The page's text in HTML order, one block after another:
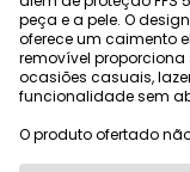
peça e a pele. O
oferece um caimento
removível proporciona
ocasiões casuais,
funcionalidade sem
O produto ofertado